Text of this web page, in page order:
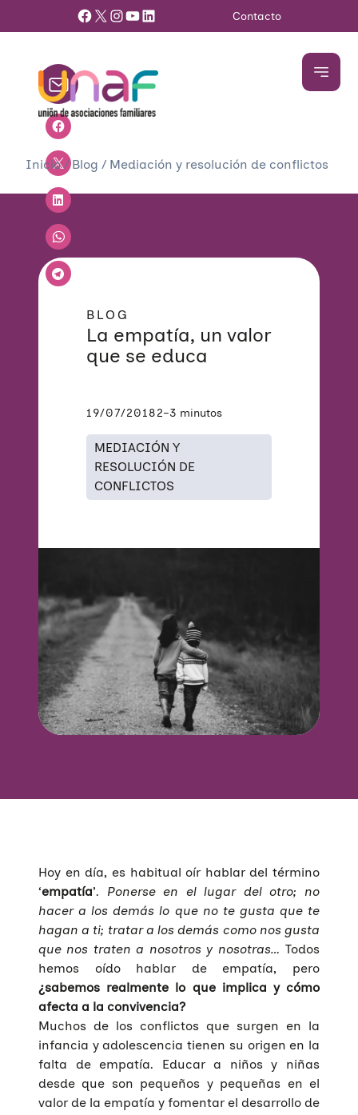
Facebook X InstagramYouTube LinkedIn Contacto
Inicio/Blog / Mediación y resolución de conflictos
BLOG
La empatía, un valor
que se educa
19/07/20182–3 minutos
MEDIACIÓN Y
RESOLUCIÓN DE
CONFLICTOS
Hoy en día, es habitual oír hablar del término
‘empatía’. Ponerse en el lugar del otro; no
hacer a los demás lo que no te gusta que te
hagan a ti; tratar a los demás como nos gusta
que nos traten a nosotros y nosotras… Todos
hemos oído hablar de empatía, pero
¿sabemos realmente lo que implica y cómo
afecta a la convivencia?
Muchos de los conflictos que surgen en la
infancia y adolescencia tienen su origen en la
falta de empatía. Educar a niños y niñas
desde que son pequeños y pequeñas en el
valor de la empatía y fomentar el desarrollo de